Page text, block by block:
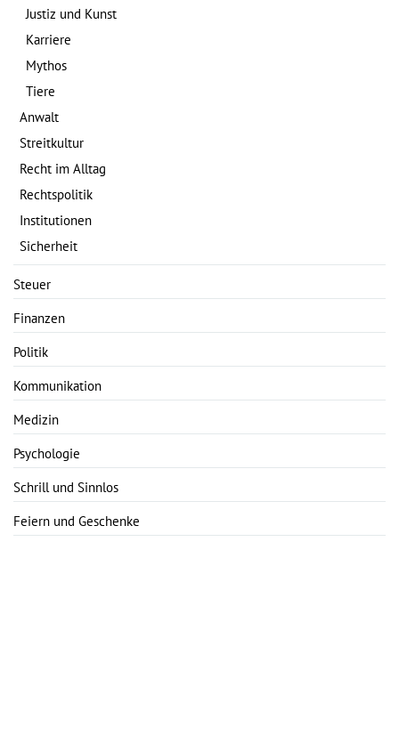
Justiz und Kunst
Karriere
Mythos
Tiere
Anwalt
Streitkultur
Recht im Alltag
Rechtspolitik
Institutionen
Sicherheit
Steuer
Finanzen
Politik
Kommunikation
Medizin
Psychologie
Schrill und Sinnlos
Feiern und Geschenke